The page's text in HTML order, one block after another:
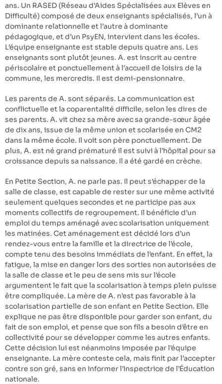
ans. Un RASED (Réseau d’Aides Spécialisées aux Elèves en
Difficulté) composé de deux enseignants spécialisés, l’un à
dominante relationnelle et l’autre à dominante
pédagogique, et d’un PsyEN, intervient dans les écoles.
L’équipe enseignante est stable depuis quatre ans. Les
enseignants sont plutôt jeunes. A. est inscrit au centre
périscolaire et ponctuellement à l’accueil de loisirs de la
commune, les mercredis. Il est demi-pensionnaire.
Les parents de A. sont séparés. La communication est
conflictuelle et la coparentalité difficile, selon les dires de
ses parents. A. vit chez sa mère avec sa grande-sœur âgée
de dix ans, issue de la même union et scolarisée en CM2
dans la même école. Il voit son père ponctuellement. De
plus, A. est né grand prématuré il est suivi à l’hôpital pour sa
croissance depuis sa naissance. Il a été gardé en crèche.
En Petite Section, A. ne parle pas. Il peut s’échapper de la
salle de classe, est capable de rester sur une même activité
seulement quelques secondes et ne participe pas aux
moments collectifs de regroupement. Il bénéficie d’un
emploi du temps aménagé avec scolarisation uniquement
les matinées. Cet aménagement est décidé lors d’un
rendez-vous entre la famille et la directrice de l’école,
compte tenu des besoins immédiats de l’enfant. En effet, la
fatigue, la mise en danger lors des sorties non autorisées de
la salle de classe et le peu de sens mis sur l’école
argumentent le fait que la scolarisation à temps plein puisse
être compliquée. La mère de A. n’est pas favorable à la
scolarisation partielle de son enfant en Petite Section. Elle
explique ne pas être disponible pour garder son enfant, du
fait de son emploi, et pense que son fils a besoin d’être en
collectivité pour se développer comme les autres enfants.
Cette décision lui est néanmoins imposée par l’équipe
enseignante. La mère conteste cela, mais finit par l’accepter
contre son gré, sans en informer l’Inspectrice de l’Éducation
nationale.